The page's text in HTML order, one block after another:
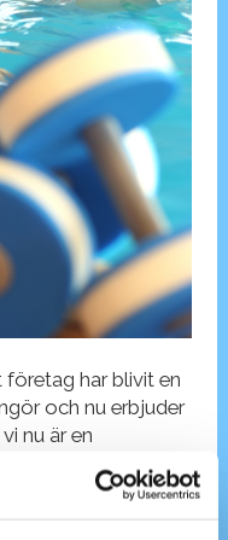
har blivit en
och nu erbjuder
nu är en
och stöd för att